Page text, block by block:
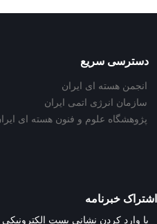
دسترسی سریع
انجمن هسته ای ایران
سازمان انرژی اتمی ایران
پژوهشگاه علوم و فنون هسته ای
اشتراک خبرنامه
با وارد کردن نشانی پست الکترونیکی